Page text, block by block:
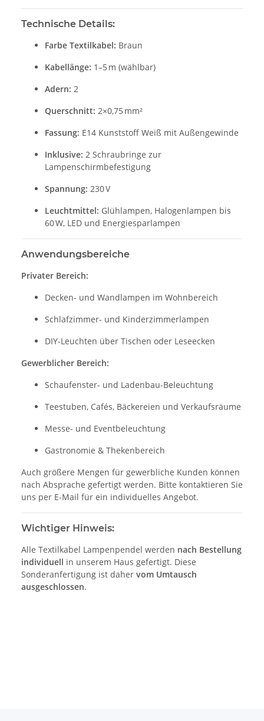
Technische Details:
Farbe Textilkabel: Braun
Kabellänge: 1–5 m (wählbar)
Adern: 2
Querschnitt: 2×0,75 mm²
Fassung: E14 Kunststoff Weiß mit Außengewinde
Inklusive: 2 Schraubringe zur
Lampenschirmbefestigung
Spannung: 230 V
Leuchtmittel: Glühlampen, Halogenlampen bis
60 W, LED und Energiesparlampen
Anwendungsbereiche
Privater Bereich:
Decken- und Wandlampen im Wohnbereich
Schlafzimmer- und Kinderzimmerlampen
DIY-Leuchten über Tischen oder Leseecken
Gewerblicher Bereich:
Schaufenster- und Ladenbau-Beleuchtung
Teestuben, Cafés, Bäckereien und Verkaufsräume
Messe- und Eventbeleuchtung
Gastronomie & Thekenbereich
Auch größere Mengen für gewerbliche Kunden können
nach Absprache gefertigt werden. Bitte kontaktieren Sie
uns per E-Mail für ein individuelles Angebot.
Wichtiger Hinweis:
Alle Textilkabel Lampenpendel werden nach Bestellung
individuell in unserem Haus gefertigt. Diese
Sonderanfertigung ist daher vom Umtausch
ausgeschlossen.